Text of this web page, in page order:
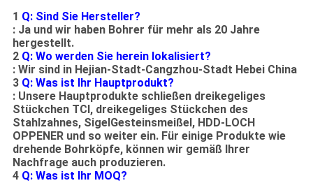
1 Q: Sind Sie Hersteller?
: Ja und wir haben Bohrer für mehr als 20 Jahre
hergestellt.
2 Q: Wo werden Sie herein lokalisiert?
: Wir sind in Hejian-Stadt-Cangzhou-Stadt Hebei China
3 Q: Was ist Ihr Hauptprodukt?
: Unsere Hauptprodukte schließen dreikegeliges
Stückchen TCI, dreikegeliges Stückchen des
Stahlzahnes, SigelGesteinsmeißel, HDD-LOCH
OPPENER und so weiter ein. Für einige Produkte wie
drehende Bohrköpfe, können wir gemäß Ihrer
Nachfrage auch produzieren.
4 Q: Was ist Ihr MOQ?